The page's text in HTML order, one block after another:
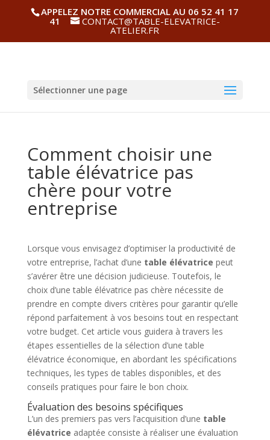
APPELEZ NOTRE COMMERCIAL AU 06 52 41 17
41
CONTACT@TABLE-ELEVATRICE-
ATELIER.FR
Sélectionner une page
Comment choisir une
table élévatrice pas
chère pour votre
entreprise
Lorsque vous envisagez d’optimiser la productivité de
votre entreprise, l’achat d’une table élévatrice peut
s’avérer être une décision judicieuse. Toutefois, le
choix d’une table élévatrice pas chère nécessite de
prendre en compte divers critères pour garantir qu’elle
répond parfaitement à vos besoins tout en respectant
votre budget. Cet article vous guidera à travers les
étapes essentielles de la sélection d’une table
élévatrice économique, en abordant les spécifications
techniques, les types de tables disponibles, et des
conseils pratiques pour faire le bon choix.
Évaluation des besoins spécifiques
L’un des premiers pas vers l’acquisition d’une table
élévatrice adaptée consiste à réaliser une évaluation